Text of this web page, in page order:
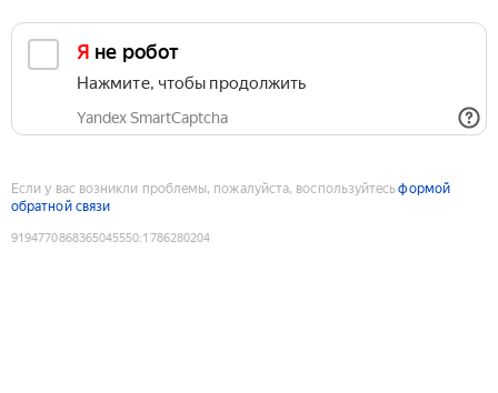
Я не робот
Нажмите, чтобы продолжить
Yandex SmartCaptcha
Если у вас возникли проблемы, пожалуйста, воспользуйтесьформой
обратной связи
9194770868365045550:1786280204